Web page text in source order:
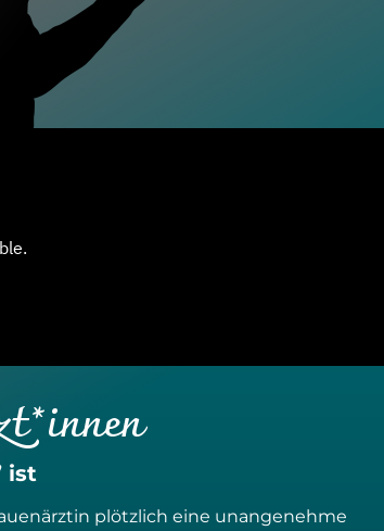
ist
plötzlich eine unangenehme